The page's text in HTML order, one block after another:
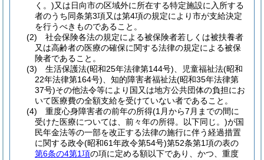
く。)又は日向市の区域外に所在する特定施設に入所する
者のうち同条第3項又は第4項の規定により市が支給決定
を行うべきものであること。
(2)
社会保険各法の規定による被保険者若しくは被扶養者
又は高齢者の医療の確保に関する法律の規定による被保
険者であること。
(3)
生活保護法(昭和25年法律第144号) 、児童福祉法(昭和
22年法律第164号) 、知的障害者福祉法(昭和35年法律第
37号)その他法令等により国又は地方公共団体の負担にお
いて医療費の全額支給を受けていない者であること。
(4)
重度心身障害者の前年の所得(1月から7月までの間に
受けた医療については、前々年の所得。以下同じ。)が国
民年金法等の一部を改正する法律の施行に伴う経過措置
に関する政令(昭和61年政令第54号)第52条第1項の表の
第6条の4第1項の項に定める額以下であり、かつ、重度